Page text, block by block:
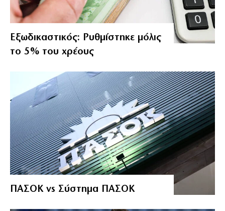
Εξωδικαστικός: Ρυθμίστηκε μόλις
το 5% του χρέους
ΠΑΣΟΚ vs Σύστημα ΠΑΣΟΚ